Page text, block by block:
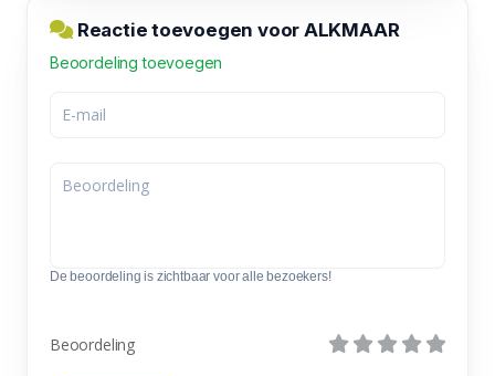
Reactie toevoegen voor ALKMAAR
Beoordeling toevoegen
De beoordeling is zichtbaar voor alle bezoekers!
Beoordeling